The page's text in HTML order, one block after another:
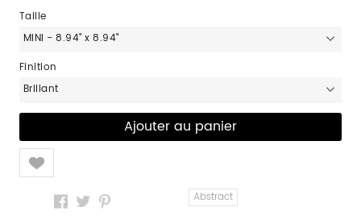
Taille
MINI - 8.94" x 8.94"
Finition
Brillant
Like
Abstract